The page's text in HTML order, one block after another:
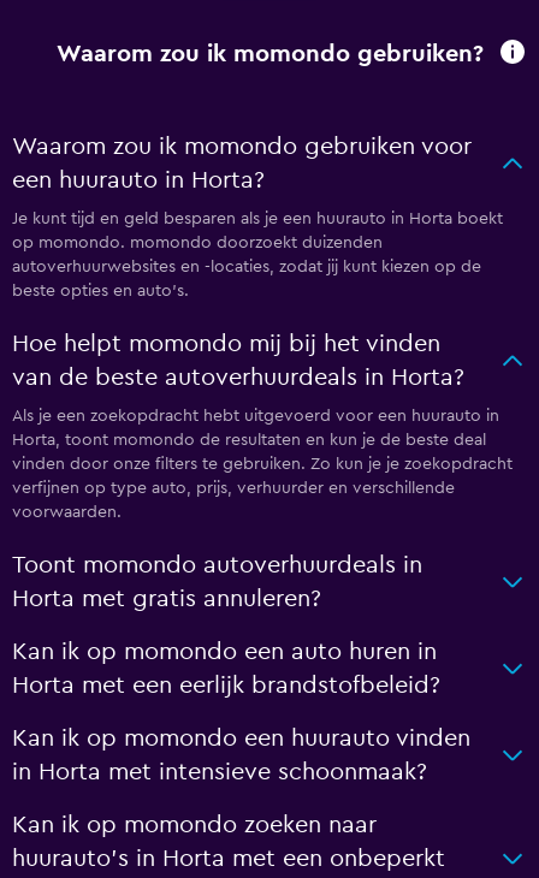
Waarom zou ik momondo gebruiken?
Waarom zou ik momondo gebruiken voor
een huurauto in Horta?
Je kunt tijd en geld besparen als je een huurauto in Horta boekt
op momondo. momondo doorzoekt duizenden
autoverhuurwebsites en -locaties, zodat jij kunt kiezen op de
beste opties en auto's.
Hoe helpt momondo mij bij het vinden
van de beste autoverhuurdeals in Horta?
Als je een zoekopdracht hebt uitgevoerd voor een huurauto in
Horta, toont momondo de resultaten en kun je de beste deal
vinden door onze filters te gebruiken. Zo kun je je zoekopdracht
verfijnen op type auto, prijs, verhuurder en verschillende
voorwaarden.
Toont momondo autoverhuurdeals in
Horta met gratis annuleren?
Kan ik op momondo een auto huren in
Horta met een eerlijk brandstofbeleid?
Kan ik op momondo een huurauto vinden
in Horta met intensieve schoonmaak?
Kan ik op momondo zoeken naar
huurauto's in Horta met een onbeperkt